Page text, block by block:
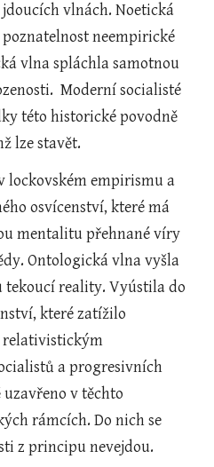
jdoucích vlnách. Noetická
neempirické
vlna spláchla samotnou
Moderní socialisté
této historické povodně
lze stavět.
lockovském empirismu a
osvícenství, které má
mentalitu přehnané víry
Ontologická vlna vyšla
tekoucí reality. Vyústila do
které zatížilo
relativistickým
a progresivních
uzavřeno v těchto
rámcích. Do nich se
z principu nevejdou.